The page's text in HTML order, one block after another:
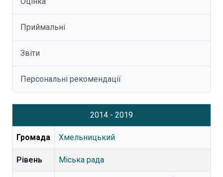
Приймальні
Звіти
Персональні рекомендації
2014 - 2019
Громада Хмельницький
Рівень Міська рада